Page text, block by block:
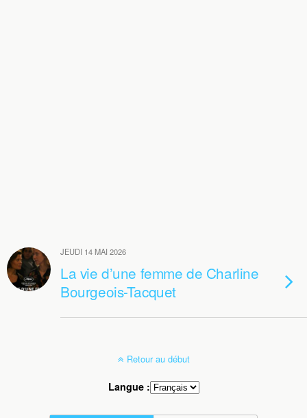
JEUDI 14 MAI 2026
La vie d’une femme de Charline
Bourgeois-Tacquet
Retour au début
Langue :